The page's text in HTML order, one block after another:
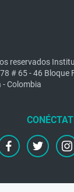
reservados
# 65 - 46 Bloque
- Colombia